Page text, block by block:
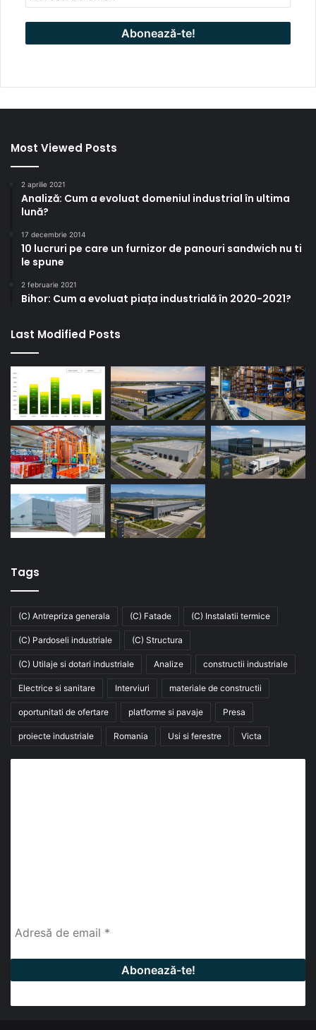
Most Viewed Posts
2 aprilie 2021
Analiză: Cum a evoluat domeniul industrial în ultima
lună?
17 decembrie 2014
10 lucruri pe care un furnizor de panouri sandwich nu ti
le spune
2 februarie 2021
Bihor: Cum a evoluat piața industrială în 2020-2021?
Last Modified Posts
Tags
(C) Antrepriza generala (C) Fatade (C) Instalatii termice
(C) Pardoseli industriale (C) Structura
(C) Utilaje si dotari industriale Analize constructii industriale
Electrice si sanitare Interviuri materiale de constructii
oportunitati de ofertare platforme si pavaje Presa
proiecte industriale Romania Usi si ferestre Victa